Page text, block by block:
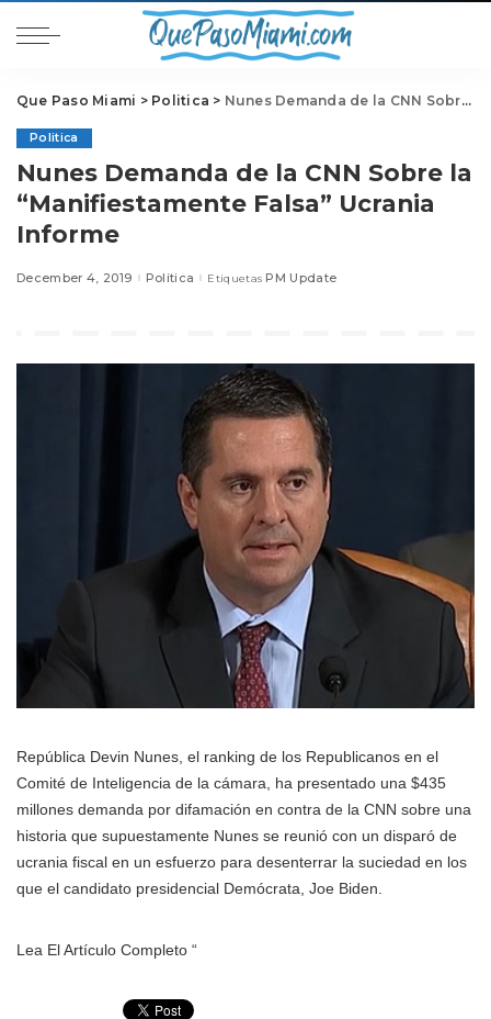
Que Paso Miami > Politica > Nunes Demanda de la CNN Sobre la “Manifiestamente Falsa” Ucrania Informe
Politica
Nunes Demanda de la CNN Sobre la
“Manifiestamente Falsa” Ucrania
Informe
December 4, 2019 Politica Etiquetas PM Update
República Devin Nunes, el ranking de los Republicanos en el
Comité de Inteligencia de la cámara, ha presentado una $435
millones demanda por difamación en contra de la CNN sobre una
historia que supuestamente Nunes se reunió con un disparó de
ucrania fiscal en un esfuerzo para desenterrar la suciedad en los
que el candidato presidencial Demócrata, Joe Biden.
Lea El Artículo Completo “